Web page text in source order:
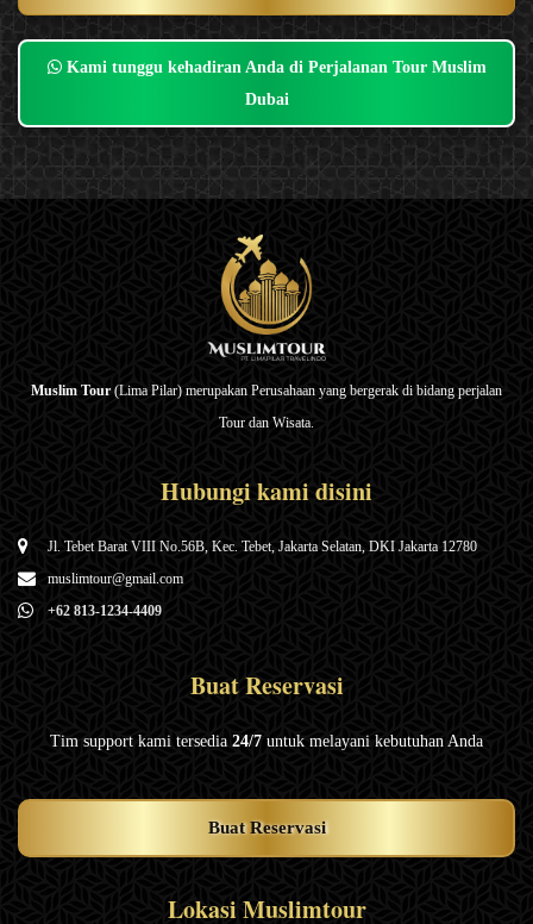
Kami tunggu kehadiran Anda di Perjalanan Tour Muslim
Dubai
Muslim Tour(Lima Pilar) merupakan Perusahaan yang bergerak di bidang perjalan
Tour dan Wisata.
Hubungi kami disini
Jl. Tebet Barat VIII No.56B, Kec. Tebet, Jakarta Selatan, DKI Jakarta 12780
muslimtour@gmail.com
+62 813-1234-4409
Buat Reservasi
Tim support kami tersedia 24/7 untuk melayani kebutuhan Anda
Buat Reservasi
Lokasi Muslimtour